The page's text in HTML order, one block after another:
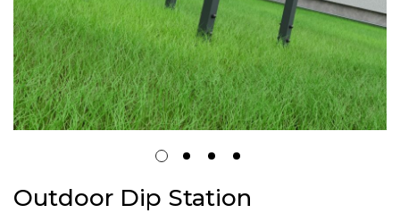
Anfang
Outdoor Dip Station